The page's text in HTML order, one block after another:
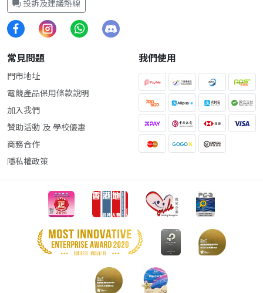
投訴及建議熱線
常見問題
門市地址
電競產品保用條款說明
加入我們
贊助活動 及 學校優惠
商務合作
隱私權政策
我們使用